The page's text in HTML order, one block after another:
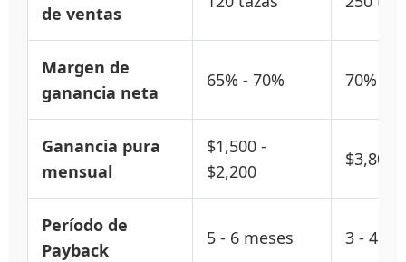
de ventas
Margen de
ganancia neta
65% - 70% 70% -
Ganancia pura
mensual
$1,500 -
$2,200
$3,800
Período de
Payback
5 - 6 meses 3 - 4